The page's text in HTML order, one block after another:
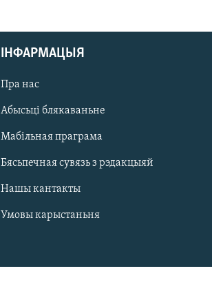
ІНФАРМАЦЫЯ
Пра нас
Абысьці блякаваньне
Мабільная праграма
Бясьпечная сувязь з рэдакцыяй
Нашы кантакты
Умовы карыстаньня